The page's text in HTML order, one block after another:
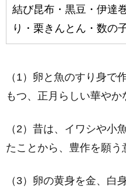
結び昆布・黒豆・伊達
り・栗きんとん・数の
（1）卵と魚のすり身で
もつ、正月らしい華やか
（2）昔は、イワシや小
たことから、豊作を願う
（3）卵の黄身を金、白